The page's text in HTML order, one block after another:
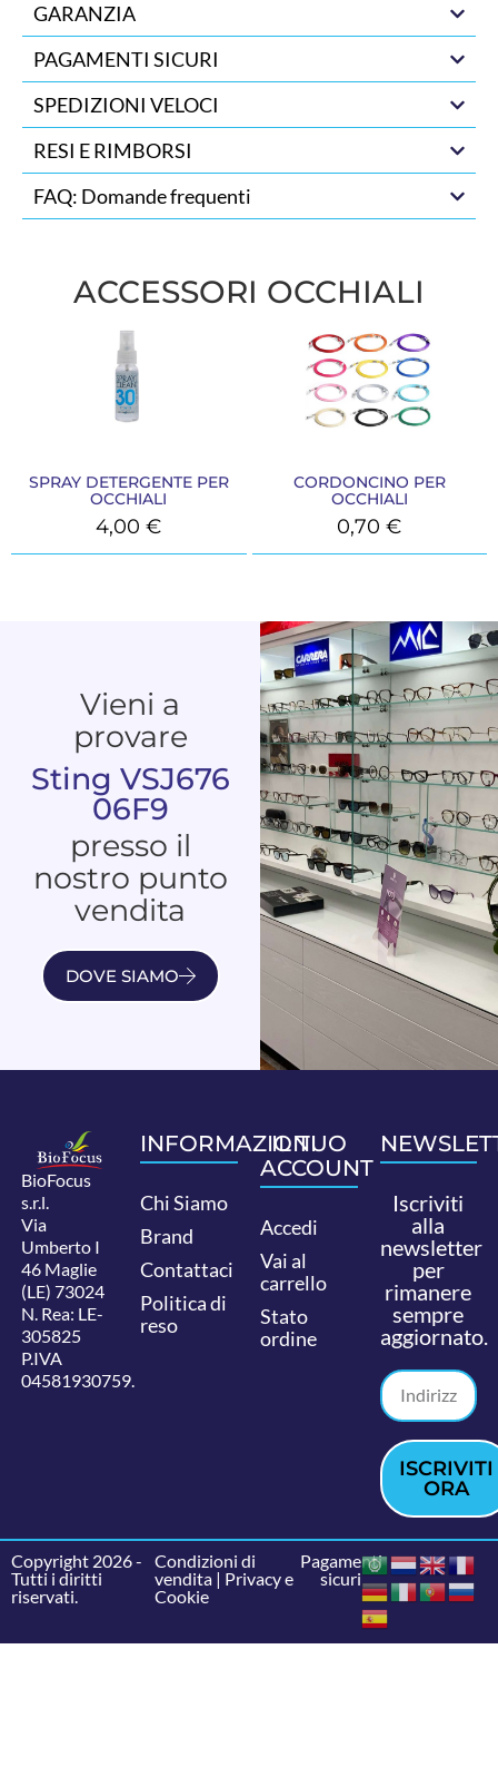
GARANZIA
PAGAMENTI SICURI
SPEDIZIONI VELOCI
RESI E RIMBORSI
FAQ: Domande frequenti
ACCESSORI OCCHIALI
SPRAY DETERGENTE PER
OCCHIALI
4,00€
CORDONCINO PER
OCCHIALI
0,70€
Vieni a
provare
Sting VSJ676
06F9
presso il
nostro punto
vendita
DOVE SIAMO
BioFocus
s.r.l.
Via
Umberto I
46 Maglie
(LE) 73024
N. Rea: LE-
305825
P.IVA
04581930759.
INFORMAZIONI
Chi Siamo
Brand
Contattaci
Politica di
reso
IL TUO
ACCOUNT
Accedi
Vai al
carrello
Stato
ordine
Iscriviti
alla
newsletter
per
rimanere
sempre
aggiornato.
ISCRIVITI
ORA
Copyright 2026 -
Tutti i diritti
riservati.
Condizioni di
vendita| Privacy e
Cookie
Pagamenti
sicuri